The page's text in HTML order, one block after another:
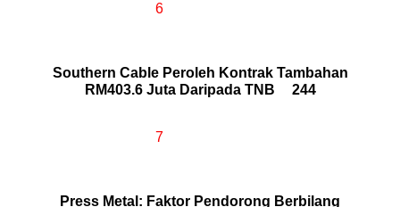
6
Southern Cable Peroleh Kontrak Tambahan
RM403.6 Juta Daripada TNB
244
7
Press Metal: Faktor Pendorong Berbilang